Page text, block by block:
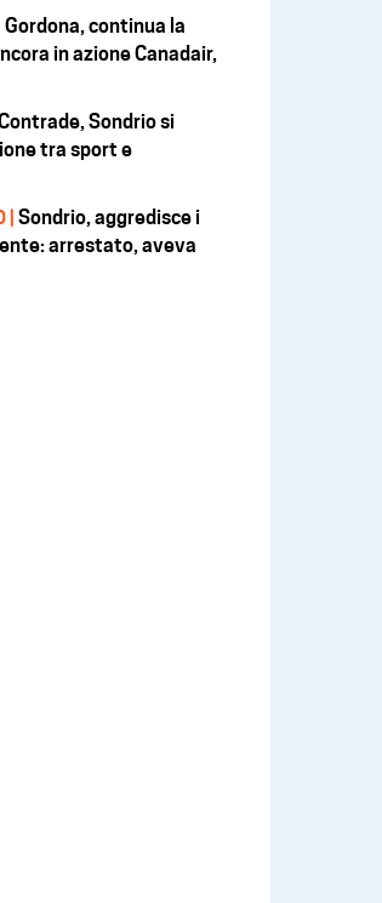
Gordona, continua la
in azione Canadair,
Sondrio si
tra sport e
| Sondrio, aggredisce i
arrestato, aveva